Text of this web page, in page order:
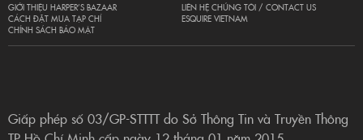
GIỚI THIỆU HARPER’S BAZAAR
CÁCH ĐẶT MUA TẠP CHÍ
CHÍNH SÁCH BẢO MẬT
LIÊN HỆ CHÚNG TÔI / CONTACT US
ESQUIRE VIETNAM
Giấp phép số 03/GP-STTTT do Sở Thông Tin và Truyền Thông